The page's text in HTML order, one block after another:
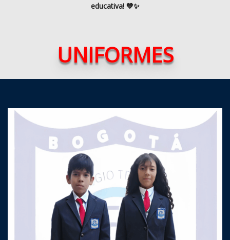
educativa! 💙✨
UNIFORMES